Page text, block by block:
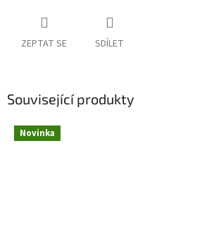
ZEPTAT SE SDÍLET
Související produkty
Novinka